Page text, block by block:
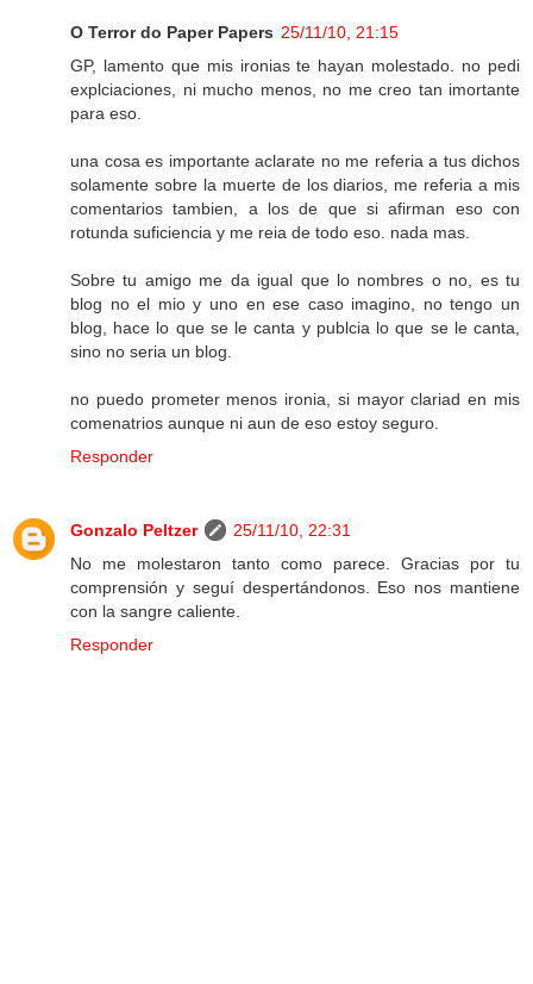
O Terror do Paper Papers 25/11/10, 21:15
GP, lamento que mis ironias te hayan molestado. no pedi
explciaciones, ni mucho menos, no me creo tan imortante
para eso.
una cosa es importante aclarate no me referia a tus dichos
solamente sobre la muerte de los diarios, me referia a mis
comentarios tambien, a los de que si afirman eso con
rotunda suficiencia y me reia de todo eso. nada mas.
Sobre tu amigo me da igual que lo nombres o no, es tu
blog no el mio y uno en ese caso imagino, no tengo un
blog, hace lo que se le canta y publcia lo que se le canta,
sino no seria un blog.
no puedo prometer menos ironia, si mayor clariad en mis
comenatrios aunque ni aun de eso estoy seguro.
Responder
Gonzalo Peltzer
25/11/10, 22:31
No me molestaron tanto como parece. Gracias por tu
comprensión y seguí despertándonos. Eso nos mantiene
con la sangre caliente.
Responder